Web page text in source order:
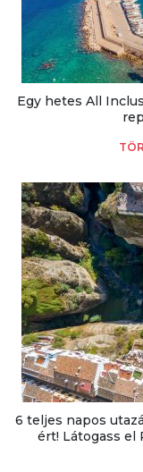
Egy hetes All
6 teljes napos
ért! Látogass el